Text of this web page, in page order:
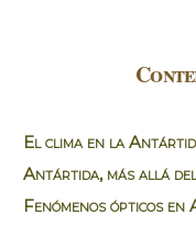
El clima en la
Antártida, más allá
Fenómenos ópticos